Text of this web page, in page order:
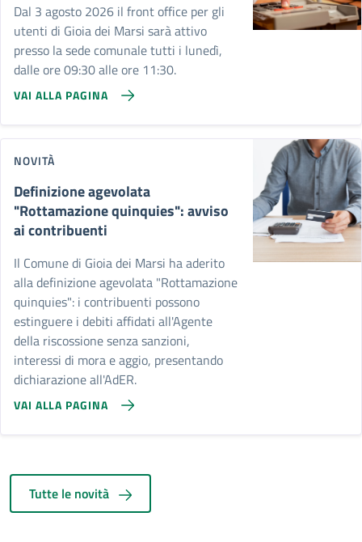
Dal 3 agosto 2026 il front office per gli
utenti di Gioia dei Marsi sarà attivo
presso la sede comunale tutti i lunedì,
dalle ore 09:30 alle ore 11:30.
VAI ALLA PAGINA
NOVITÀ
Definizione agevolata
"Rottamazione quinquies": avviso
ai contribuenti
Il Comune di Gioia dei Marsi ha aderito
alla definizione agevolata "Rottamazione
quinquies": i contribuenti possono
estinguere i debiti affidati all'Agente
della riscossione senza sanzioni,
interessi di mora e aggio, presentando
dichiarazione all'AdER.
VAI ALLA PAGINA
Tutte le novità